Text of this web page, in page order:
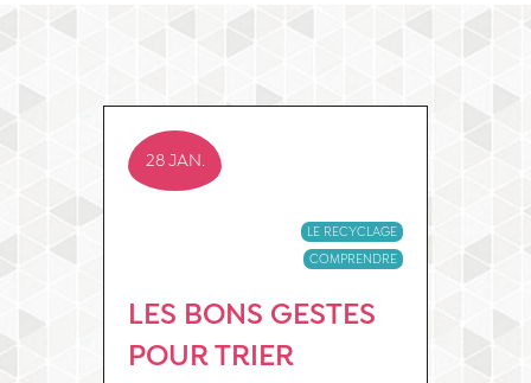
28 JAN.
LE RECYCLAGE
COMPRENDRE
LES BONS GESTES
POUR TRIER